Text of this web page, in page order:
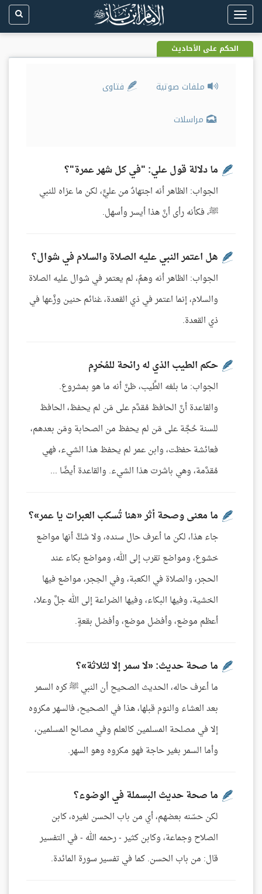
Toggle
navigation
الحكم على الأحاديث
ملفات صوتية فتاوى
مراسلات
ما دلالة قول علي: "في كل شهر عمرة"؟
الجواب: الظاهر أنه اجتهادٌ من عليٍّ، لكن ما عزاه للنبي
ﷺ، فكأنه رأى أنَّ هذا أيسر وأسهل.
هل اعتمر النبي عليه الصلاة والسلام في شوال؟
الجواب: الظاهر أنه وهمٌ، لم يعتمر في شوال عليه الصلاة
والسلام، إنما اعتمر في ذي القعدة، غنائم حنين وزَّعها في
ذي القعدة.
حكم الطيب الذي له رائحة للمُحْرِم
الجواب: ما بلغه الطِّيب، ظنَّ أنه ما هو بمشروع.
والقاعدة أنَّ الحافظ مُقدَّم على مَن لم يحفظ، الحافظ
للسنة حُجَّة على مَن لم يحفظ من الصحابة ومَن بعدهم،
فعائشة حفظت، وابن عمر لم يحفظ هذا الشيء، فهي
مُقدَّمة، وهي باشرت هذا الشيء. والقاعدة أيضًا ...
ما معنى وصحة أثر «هنا تُسكب العبرات يا عمر»؟
جاء هذا، لكن ما أعرف حال سنده، ولا شكَّ أنها مواضع
خشوع، ومواضع تقرب إلى الله، ومواضع بكاء عند
الحجر، والصلاة في الكعبة، وفي الحِجر، مواضع فيها
الخشية، وفيها البكاء، وفيها الضراعة إلى الله جلَّ وعلا،
أعظم موضع، وأفضل موضع، وأفضل بقعةٍ.
ما صحة حديث: «لا سمر إلا لثلاثة»؟
ما أعرف حاله، الحديث الصحيح أن النبي ﷺ كره السمر
بعد العشاء والنوم قبلها، هذا في الصحيح، فالسهر مكروه
إلا في مصلحة المسلمين كالعلم وفي مصالح المسلمين،
وأما السمر بغير حاجة فهو مكروه وهو السهر.
ما صحة حديث البسملة في الوضوء؟
لكن حسّنه بعضهم، أي من باب الحسن لغيره، كابن
الصلاح وجماعة، وكابن كثير - رحمه الله - في التفسير
قال: من باب الحسن. كما في تفسير سورة المائدة.